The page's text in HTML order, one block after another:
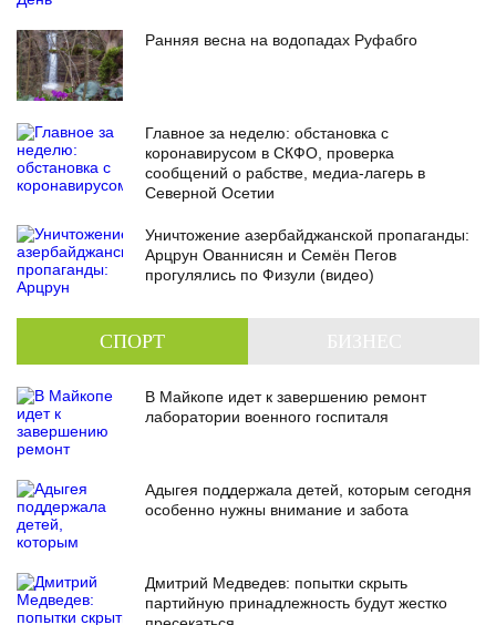
Ранняя весна на водопадах Руфабго
Главное за неделю: обстановка с
коронавирусом в СКФО, проверка
сообщений о рабстве, медиа-лагерь в
Северной Осетии
Уничтожение азербайджанской пропаганды:
Арцрун Ованнисян и Семён Пегов
прогулялись по Физули (видео)
СПОРТ
В Майкопе идет к завершению ремонт
лаборатории военного госпиталя
Адыгея поддержала детей, которым сегодня
особенно нужны внимание и забота
Дмитрий Медведев: попытки скрыть
партийную принадлежность будут жестко